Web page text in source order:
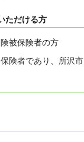
ただける方
被保険者の方
険者であり、所沢